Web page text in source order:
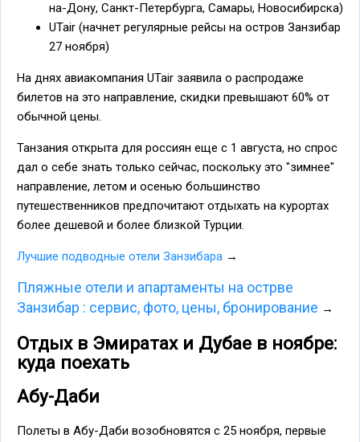
на-Дону, Санкт-Петербурга, Самары, Новосибирска)
UTair (начнет регулярные рейсы на остров Занзибар
27 ноября)
На днях авиакомпания UTair заявила о распродаже
билетов на это направление, скидки превышают 60% от
обычной цены.
Танзания открыта для россиян еще с 1 августа, но спрос
дал о себе знать только сейчас, поскольку это "зимнее"
направление, летом и осенью большинство
путешественников предпочитают отдыхать на курортах
более дешевой и более близкой Турции.
Лучшие подводные отели Занзибара →
Пляжные отели и апартаменты на острве
Занзибар : сервис, фото, цены, бронирование →
Отдых в Эмиратах и Дубае в ноябре:
куда поехать
Абу-Даби
Полеты в Абу-Даби возобновятся с 25 ноября, первые